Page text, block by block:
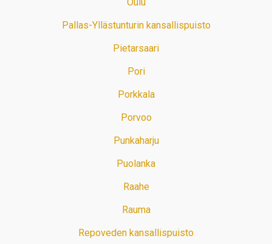
Oulu
Pallas-Yllästunturin kansallispuisto
Pietarsaari
Pori
Porkkala
Porvoo
Punkaharju
Puolanka
Raahe
Rauma
Repoveden kansallispuisto